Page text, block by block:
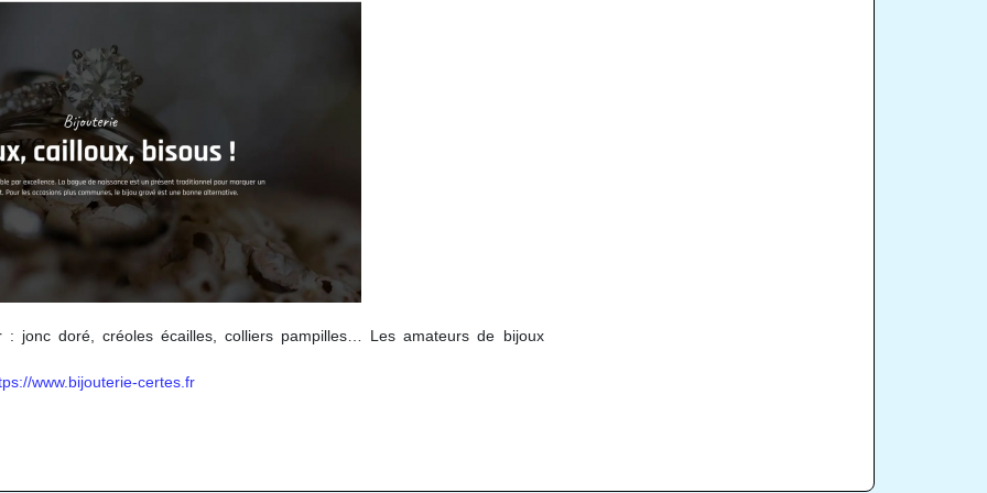
: jonc doré, créoles écailles, colliers pampilles… Les amateurs de bijoux
www.bijouterie-certes.fr